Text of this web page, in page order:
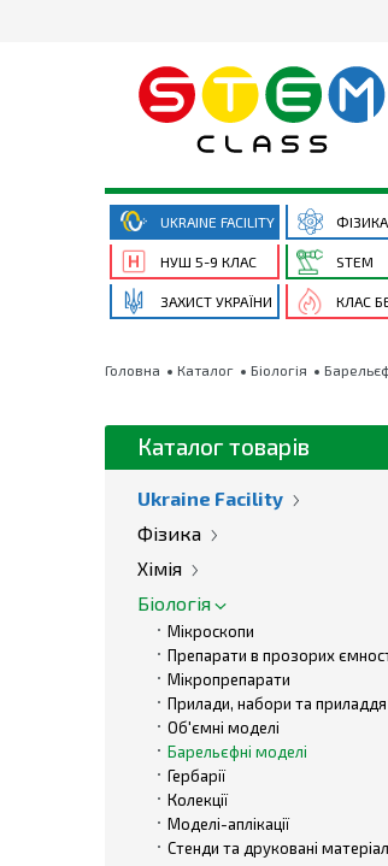
UKRAINE FACILITY ФІЗИКА
НУШ 5-9 КЛАС
STEM
ЗАХИСТ УКРАЇНИ КЛАС
Головна Каталог Біологія
Каталог товарів
Ukraine Facility
Фізика
Хімія
Біологія
Мікроскопи
Препарати в прозорих
Мікропрепарати
Прилади, набори та приладдя
Об'ємні моделі
Барельєфні моделі
Гербарії
Колекції
Моделі-аплікації
Стенди та друковані